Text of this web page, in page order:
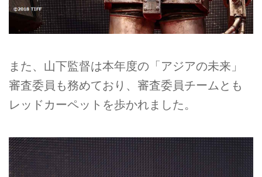
また、山下監督は本年度の「アジアの未来」
審査委員も務めており、審査委員チームとも
レッドカーペットを歩かれました。